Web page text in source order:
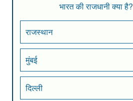
भारत की राजधानी क्या है?
राजस्थान
मुंबई
दिल्ली